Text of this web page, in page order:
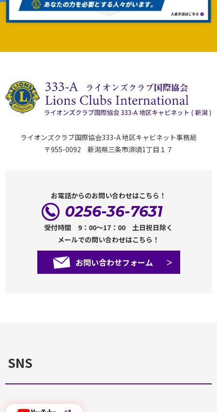
ライオンズクラブ国際協会333-A 地区キャビネット事務局
〒955-0092 新潟県三条市須頃1丁目１７
お電話からのお問い合わせはこちら！
0256-36-7631
受付時間 9：00～17：00 土日祝日除く
メールでの問い合わせはこちら！
お問い合わせフォーム
SNS